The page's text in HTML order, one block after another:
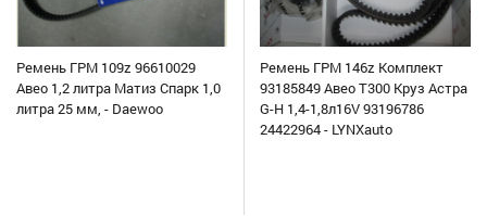
Ремень ГРМ 109z 96610029
Авео 1,2 литра Матиз Спарк 1,0
литра 25 мм, - Daewoo
Ремень ГРМ 146z Комплект
93185849 Авео Т300 Круз Астра
G-H 1,4-1,8л16V 93196786
24422964 - LYNXauto